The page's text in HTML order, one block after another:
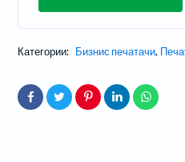
Категории: Бизнис печатачи,